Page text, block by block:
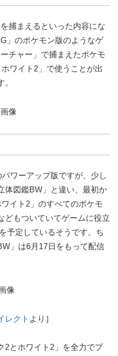
捕まえるといった内容にな
」のポケモン版のようなゲ
チャー」で捕まえたポケモ
ワイト2」で使うことが出
ワーアップ版ですが、少し
体図鑑BW」と違い、最初か
イト2」のすべてのポケモ
どもついていてゲームに役立
予定しているそうです。ち
」は6月17日をもって配信
レクト より］
2とホワイト2」を全力でプ